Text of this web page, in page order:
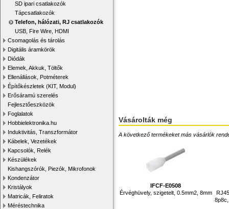
SD ipari csatlakozók
Tápcsatlakozók
Telefon, hálózati, RJ csatlakozók
USB, Fire Wire, HDMI
Csomagolás és tárolás
Digitális áramkörök
Diódák
Elemek, Akkuk, Töltők
Ellenállások, Potméterek
Építőkészletek (KIT, Modul)
Erősáramú szerelés
Fejlesztőeszközök
Foglalatok
Hobbielektronika.hu
Induktivitás, Transzformátor
Kábelek, Vezetékek
Kapcsolók, Relék
Készülékek
Kishangszórók, Piezók, Mikrofonok
Kondenzátor
Kristályok
Matricák, Feliratok
Méréstechnika
Vásárolták még
A következő termékeket más vásárlók
IFCF-E0508
Érvéghüvely, szigetelt, 0.5mm2, 8mm